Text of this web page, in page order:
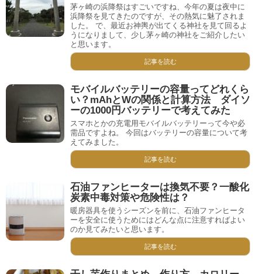
茅ヶ崎の浜降祭はすごいですね、今年の夏は夜中に
浜降祭を見てきたのですが、その熱気に魅了されま
した。 で、最近お神輿が出てくる神社を見て回るよ
うになりまして、少し茅ヶ崎の神社をご紹介したい
と思います。
記事を読む
モバイルバッテリーの容量ってどれくら
い？mAhとWの関係と計算方法 ダイソ
ーの1000円バッテリーで考えてみた
スマホとかの充電用モバイルバッテリーって今や必
需品ですよね。 今回はバッテリーの容量について考
えてみました。
記事を読む
石油ファンヒーターは換気不要？一酸化
炭素中毒対策や危険性は？
暖房器具を使うシーズンを前に、石油ファンヒータ
ーを安全に使うためにはどんな点に注意すればよい
のか見てみたいと思います。
記事を読む